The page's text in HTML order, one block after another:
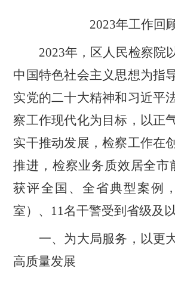
2023年工作回
2023年，区人民检察院
中国特色社会主义思想为指
实党的二十大精神和习近平
察工作现代化为目标，以正
实干推动发展，检察工作在
推进，检察业务质效居全市
获评全国、全省典型案例，
室）、 11名干警受到省级及
一、为大局服务，以更
高质量发展